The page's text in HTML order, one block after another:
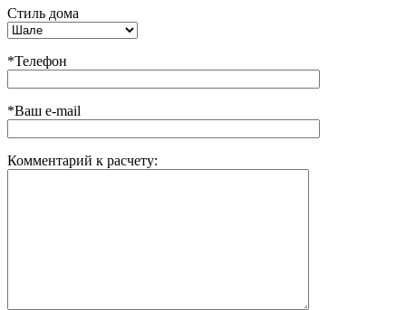
Стиль дома
*Телефон
*Ваш e-mail
Комментарий к расчету: